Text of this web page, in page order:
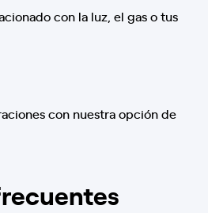
con la luz, el gas o tus
con nuestra opción de